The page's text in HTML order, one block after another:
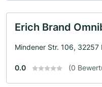
Erich Brand
Mindener Str. 106, 32257
0.0 (0